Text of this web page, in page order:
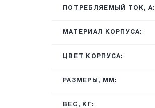
ПОТРЕБЛЯЕМЫЙ ТОК, А:
МАТЕРИАЛ КОРПУСА:
ЦВЕТ КОРПУСА:
РАЗМЕРЫ, ММ:
ВЕС, КГ: